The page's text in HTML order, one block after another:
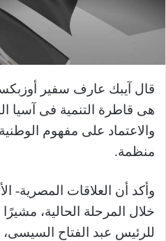
قال آيبك عارف سفير
هى قاطرة التنمية فى آسيا
والاعتماد على مفهوم
منظمة.
وأكد أن العلاقات المصرية-
خلال المرحلة الحالية، مشيرًا
للرئيس عبد الفتاح السيسى